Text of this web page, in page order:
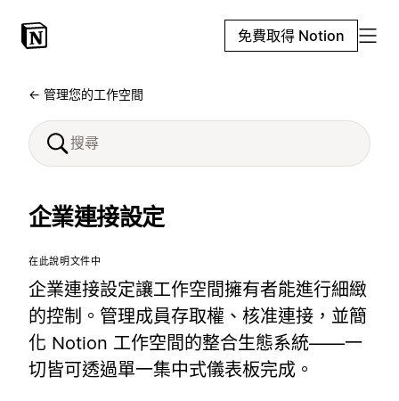
免費取得 Notion
← 管理您的工作空間
企業連接設定
在此說明文件中
企業連接設定讓工作空間擁有者能進行細緻
的控制。管理成員存取權、核准連接，並簡
化 Notion 工作空間的整合生態系統——一
切皆可透過單一集中式儀表板完成。